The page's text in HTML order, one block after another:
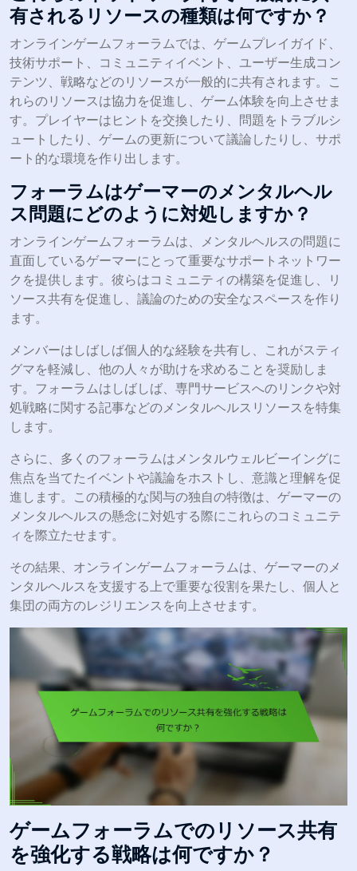
有されるリソースの種類は何ですか？
オンラインゲームフォーラムでは、ゲームプレイガイド、
技術サポート、コミュニティイベント、ユーザー生成コン
テンツ、戦略などのリソースが一般的に共有されます。こ
れらのリソースは協力を促進し、ゲーム体験を向上させま
す。プレイヤーはヒントを交換したり、問題をトラブルシ
ュートしたり、ゲームの更新について議論したりし、サポ
ート的な環境を作り出します。
フォーラムはゲーマーのメンタルヘル
ス問題にどのように対処しますか？
オンラインゲームフォーラムは、メンタルヘルスの問題に
直面しているゲーマーにとって重要なサポートネットワー
クを提供します。彼らはコミュニティの構築を促進し、リ
ソース共有を促進し、議論のための安全なスペースを作り
ます。
メンバーはしばしば個人的な経験を共有し、これがスティ
グマを軽減し、他の人々が助けを求めることを奨励しま
す。フォーラムはしばしば、専門サービスへのリンクや対
処戦略に関する記事などのメンタルヘルスリソースを特集
します。
さらに、多くのフォーラムはメンタルウェルビーイングに
焦点を当てたイベントや議論をホストし、意識と理解を促
進します。この積極的な関与の独自の特徴は、ゲーマーの
メンタルヘルスの懸念に対処する際にこれらのコミュニテ
ィを際立たせます。
その結果、オンラインゲームフォーラムは、ゲーマーのメ
ンタルヘルスを支援する上で重要な役割を果たし、個人と
集団の両方のレジリエンスを向上させます。
ゲームフォーラムでのリソース共有
を強化する戦略は何ですか？